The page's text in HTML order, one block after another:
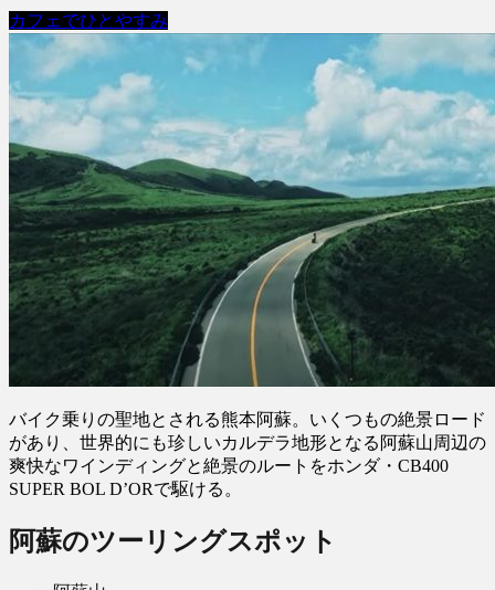
カフェでひとやすみ
バイク乗りの聖地とされる熊本阿蘇。いくつもの絶景ロード
があり、世界的にも珍しいカルデラ地形となる阿蘇山周辺の
爽快なワインディングと絶景のルートをホンダ・CB400
SUPER BOL D’ORで駆ける。
阿蘇のツーリングスポット